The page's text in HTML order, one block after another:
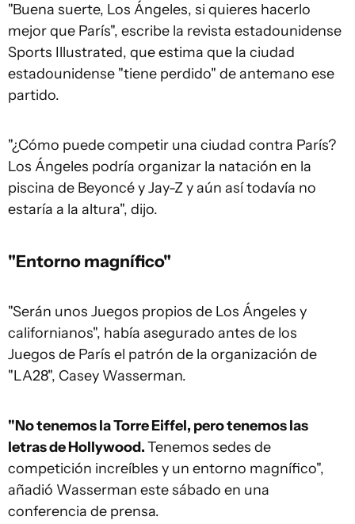
"Buena suerte, Los Ángeles, si quieres hacerlo
mejor que París", escribe la revista estadounidense
Sports Illustrated, que estima que la ciudad
estadounidense "tiene perdido" de antemano ese
partido.
"¿Cómo puede competir una ciudad contra París?
Los Ángeles podría organizar la natación en la
piscina de Beyoncé y Jay-Z y aún así todavía no
estaría a la altura", dijo.
"Entorno magnífico"
"Serán unos Juegos propios de Los Ángeles y
californianos", había asegurado antes de los
Juegos de París el patrón de la organización de
"LA28", Casey Wasserman.
"No tenemos la Torre Eiffel, pero tenemos las
letras de Hollywood.Tenemos sedes de
competición increíbles y un entorno magnífico",
añadió Wasserman este sábado en una
conferencia de prensa.